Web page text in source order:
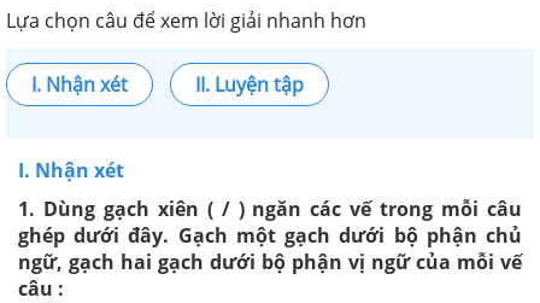
Lựa chọn câu để xem lời giải nhanh hơn
I. Nhận xét II. Luyện tập
I. Nhận xét
1. Dùng gạch xiên ( / ) ngăn các vế trong mỗi câu
ghép dưới đây. Gạch một gạch dưới bộ phận chủ
ngữ, gạch hai gạch dưới bộ phận vị ngữ của mỗi vế
câu :